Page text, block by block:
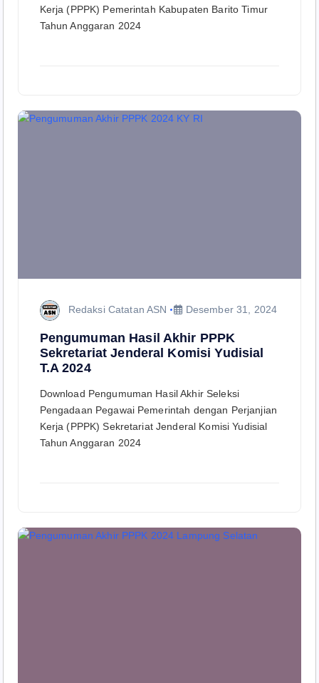
Kerja (PPPK) Pemerintah Kabupaten Barito Timur
Tahun Anggaran 2024
Redaksi Catatan ASN Desember 31, 2024
Pengumuman Hasil Akhir PPPK
Sekretariat Jenderal Komisi Yudisial
T.A 2024
Download Pengumuman Hasil Akhir Seleksi
Pengadaan Pegawai Pemerintah dengan Perjanjian
Kerja (PPPK) Sekretariat Jenderal Komisi Yudisial
Tahun Anggaran 2024